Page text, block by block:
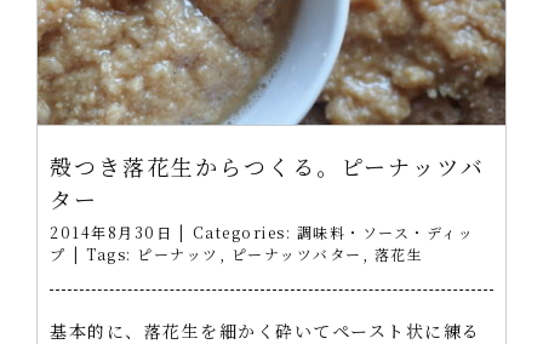
殻つき落花生からつくる。ピーナッツバ
ター
2014年8月30日 | Categories: 調味料・ソース・ディッ
プ | Tags: ピーナッツ ピーナッツバター 落花生
基本的に、落花生を細かく砕いてペースト状に練る